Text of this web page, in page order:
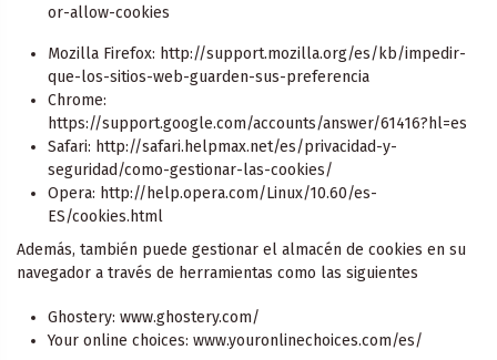
or-allow-cookies
Mozilla Firefox: http://support.mozilla.org/es/kb/impedir-
que-los-sitios-web-guarden-sus-preferencia
Chrome:
https://support.google.com/accounts/answer/61416?hl=es
Safari: http://safari.helpmax.net/es/privacidad-y-
seguridad/como-gestionar-las-cookies/
Opera: http://help.opera.com/Linux/10.60/es-
ES/cookies.html
Además, también puede gestionar el almacén de cookies en su
navegador a través de herramientas como las siguientes
Ghostery: www.ghostery.com/
Your online choices: www.youronlinechoices.com/es/